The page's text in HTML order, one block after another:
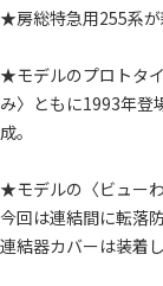
★房総特急用255系が
★モデルのプロトタ
み〉ともに1993年登
成。
★モデルの〈ビュー
今回は連結間に転落
連結器カバーは装着し